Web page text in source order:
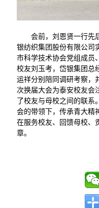
会前，刘恩贤一行先
银纺织集团股份有限公司
市科学技术协会党组成员
校友刘玉考，岱银集团总
运祥分别陪同调研考察，
次换届大会为泰安校友会
了校友与母校之间的联系
会的带领下，传承青大精
在服务校友、回馈母校、
章。